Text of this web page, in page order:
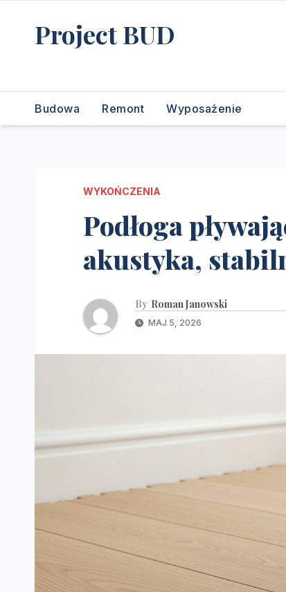
Project BUD
Budowa Remont Wyposażenie
WYKOŃCZENIA
Podłoga
akustyka,
By Roman Janowski
MAJ 5, 2026